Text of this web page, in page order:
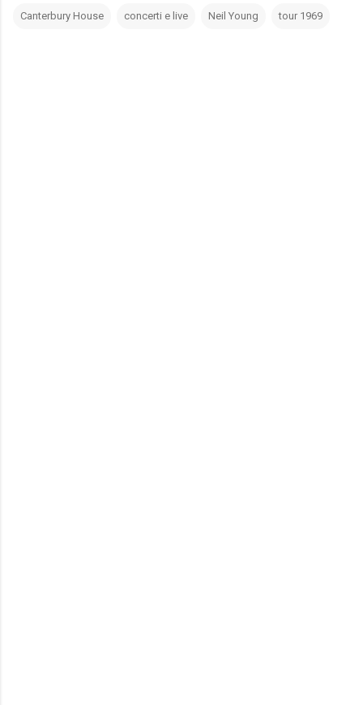
Canterbury House concerti e live Neil Young tour 1969